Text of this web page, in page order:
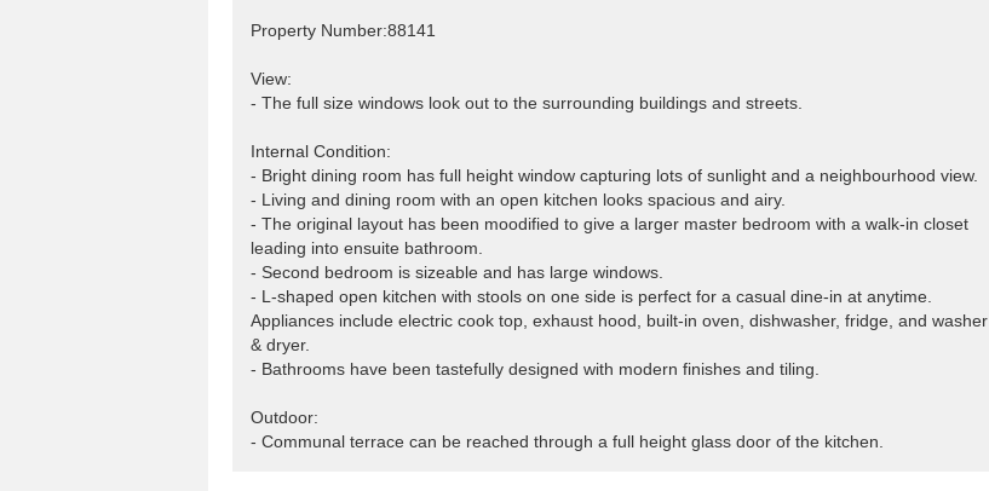
Property Number:88141
View:
- The full size windows look out to the surrounding buildings and streets.
Internal Condition:
- Bright dining room has full height window capturing lots of sunlight and a neighbourhood view.
- Living and dining room with an open kitchen looks spacious and airy.
- The original layout has been moodified to give a larger master bedroom with a walk-in closet
leading into ensuite bathroom.
- Second bedroom is sizeable and has large windows.
- L-shaped open kitchen with stools on one side is perfect for a casual dine-in at anytime.
Appliances include electric cook top, exhaust hood, built-in oven, dishwasher, fridge, and washer
& dryer.
- Bathrooms have been tastefully designed with modern finishes and tiling.
Outdoor:
- Communal terrace can be reached through a full height glass door of the kitchen.